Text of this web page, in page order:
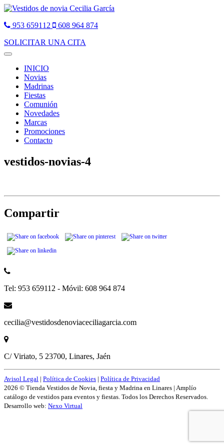
953 659112
608 964 874
SOLICITAR UNA CITA
Toggle
navigationINICIO
Novias
Madrinas
Fiestas
Comunión
Novedades
Marcas
Promociones
Contacto
vestidos-novias-4
Compartir
Tel: 953 659112 - Móvil: 608 964 874
cecilia@vestidosdenoviaceciliagarcia.com
C/ Viriato, 5 23700, Linares, Jaén
Avisol Legal | Política de Cookies | Política de Privacidad
2026 © Tienda Vestidos de Novia, fiesta y Madrina en Linares | Amplío
catálogo de vestidos para eventos y fiestas. Todos los Derechos Reservados.
Desarrollo web: Nexo Virtual